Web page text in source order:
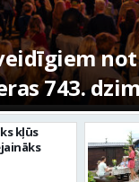
743.
kļūs